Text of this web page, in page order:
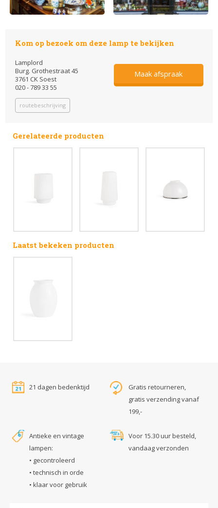
Kom op bezoek om deze lamp te bekijken
Lamplord
Burg. Grothestraat 45
3761 CK Soest
020 - 789 33 55
routebeschrijving
Maak afspraak
Gerelateerde producten
Laatst bekeken producten
21 dagen bedenktijd
Gratis retourneren,
gratis verzending vanaf
199,-
Antieke en vintage
lampen:
• gecontroleerd
• technisch in orde
• klaar voor gebruik
Voor 15.30 uur besteld,
vandaag verzonden